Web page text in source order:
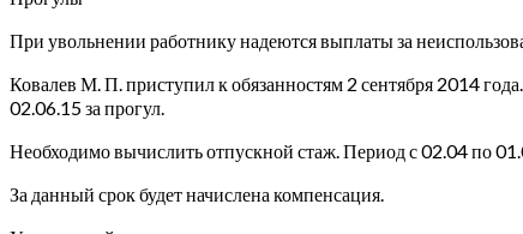
При увольнении работнику надеются выплаты за
Ковалев М. П. приступил к обязанностям 2 сентября 2014
02.06.15 за прогул.
Необходимо вычислить отпускной стаж. Период с 02.04 по
За данный срок будет начислена компенсация.